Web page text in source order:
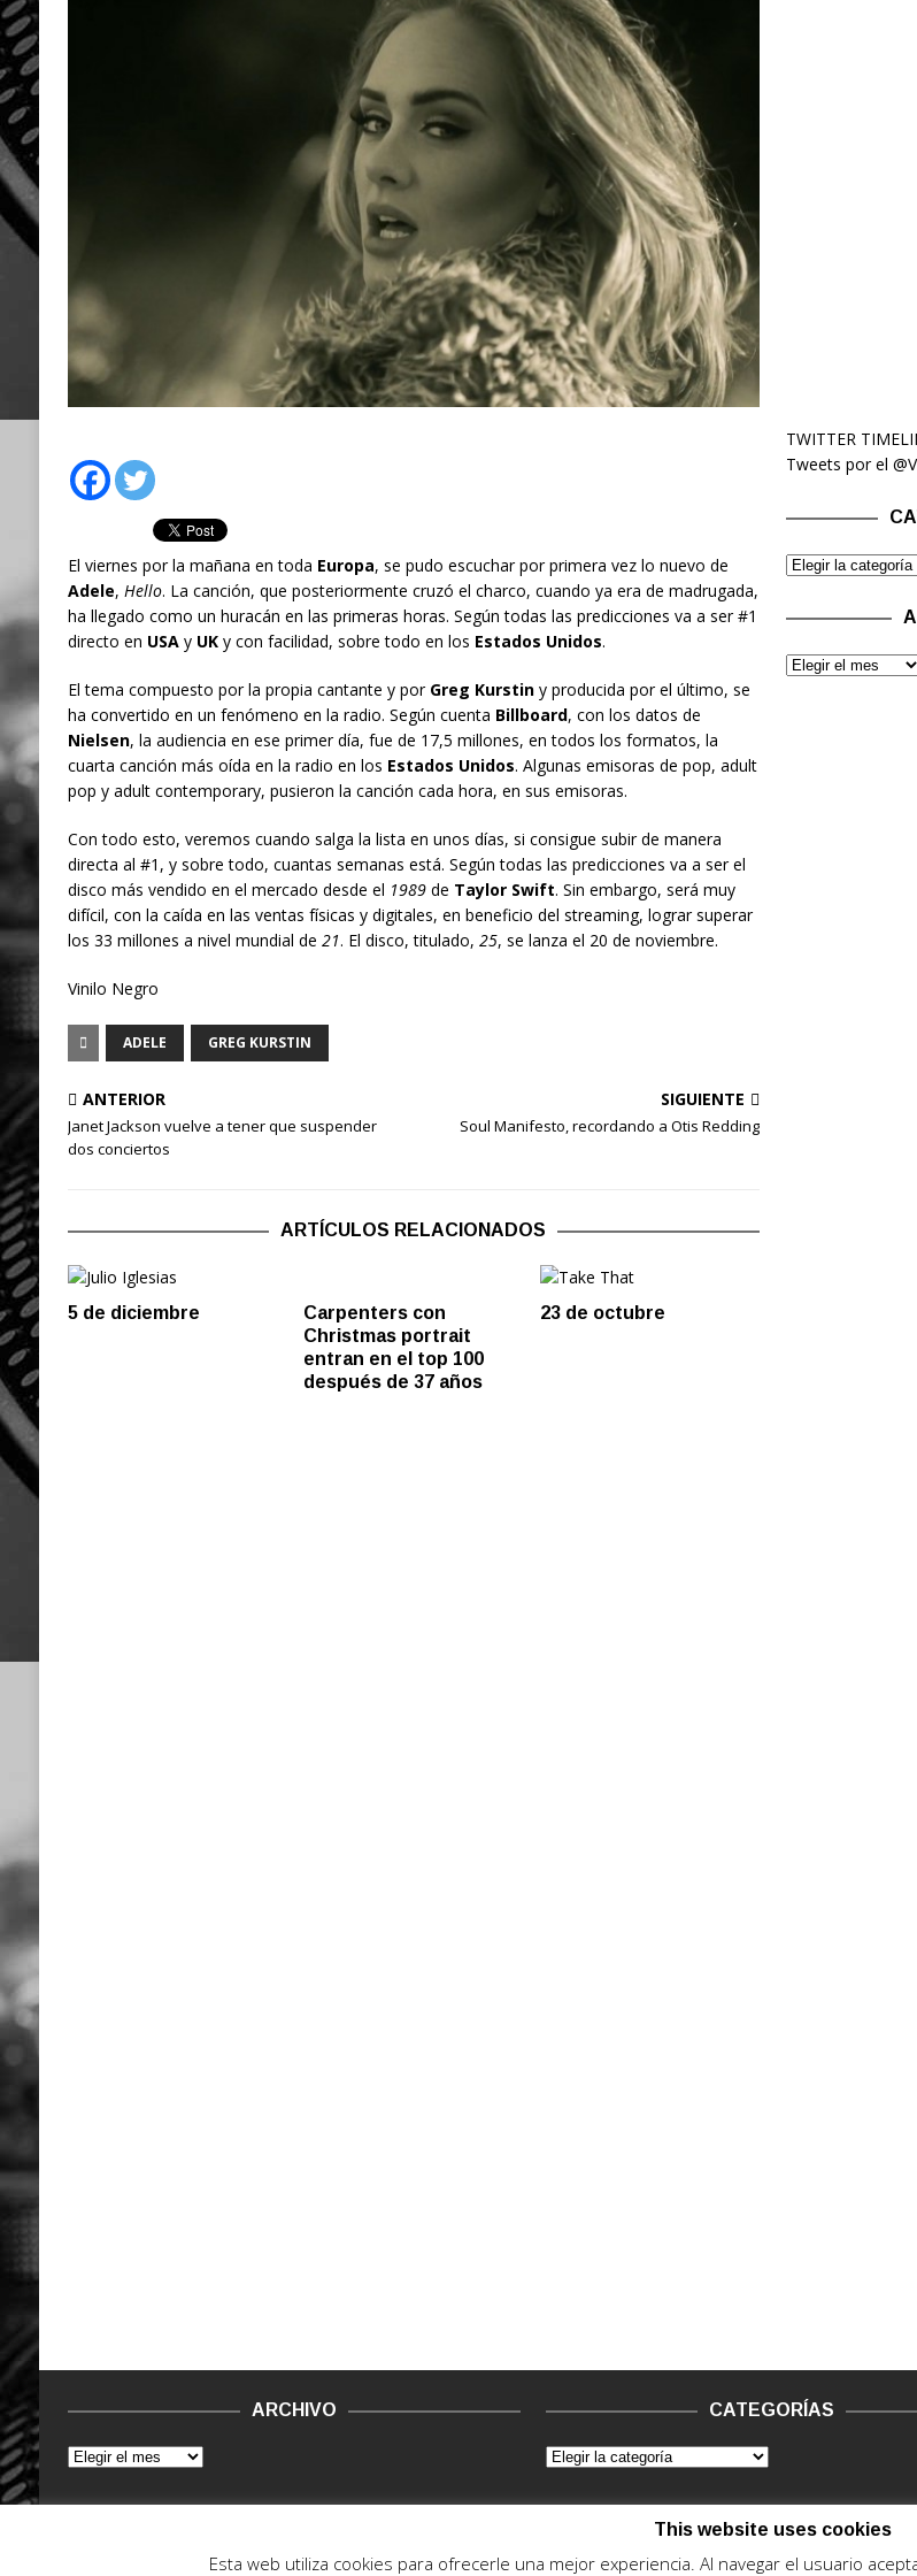
El viernes por la mañana en toda Europa, se pudo escuchar por primera vez lo nuevo de
Adele, Hello. La canción, que posteriormente cruzó el charco, cuando ya era de madrugada,
ha llegado como un huracán en las primeras horas. Según todas las predicciones va a ser #1
directo en USAyUKy con facilidad, sobre todo en los Estados Unidos.
El tema compuesto por la propia cantante y por Greg Kurstiny producida por el último, se
ha convertido en un fenómeno en la radio. Según cuenta Billboard, con los datos de
Nielsen, la audiencia en ese primer día, fue de 17,5 millones, en todos los formatos, la
cuarta canción más oída en la radio en los Estados Unidos. Algunas emisoras de pop, adult
pop y adult contemporary, pusieron la canción cada hora, en sus emisoras.
Con todo esto, veremos cuando salga la lista en unos días, si consigue subir de manera
directa al #1, y sobre todo, cuantas semanas está. Según todas las predicciones va a ser el
disco más vendido en el mercado desde el 1989de Taylor Swift. Sin embargo, será muy
difícil, con la caída en las ventas físicas y digitales, en beneficio del streaming, lograr superar
los 33 millones a nivel mundial de 21. El disco, titulado, 25, se lanza el 20 de noviembre.
Vinilo Negro
ADELE GREG KURSTIN
ANTERIOR
Janet Jackson vuelve a tener que suspender
dos conciertos
SIGUIENTE
Soul Manifesto, recordando a Otis Redding
ARTÍCULOS RELACIONADOS
5 de diciembre
Carpenters con
Christmas portrait
entran en el top 100
después de 37 años
23 de octubre
TWITTER
Tweets por el
ARCHIVO CATEGORÍAS
This website uses cookies
Esta web utiliza cookies para ofrecerle una mejor experiencia. Al navegar el usuario